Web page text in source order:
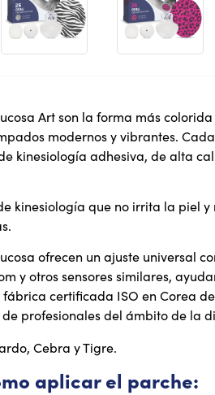
Art son la forma más
modernos y vibrantes.
kinesiología adhesiva, de alta
kinesiología que no irrita la piel y
ofrecen un ajuste universal
y otros sensores similares,
certificada ISO en Corea
profesionales del ámbito de la
Cebra y Tigre.
aplicar el parche: